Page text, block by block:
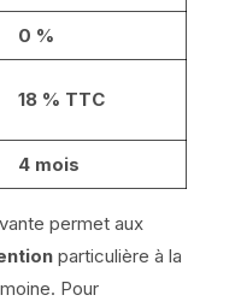
0 %
18 % TTC
4 mois
permet aux
particulière à la
Pour